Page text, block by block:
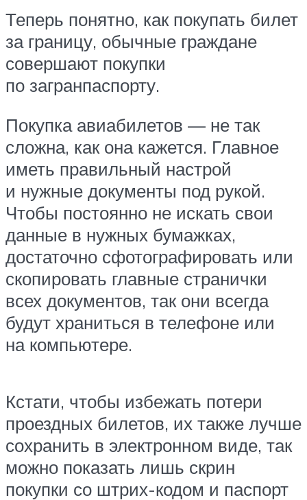
Теперь понятно, как покупать билет
за границу, обычные граждане
совершают покупки
по загранпаспорту.
Покупка авиабилетов — не так
сложна, как она кажется. Главное
иметь правильный настрой
и нужные документы под рукой.
Чтобы постоянно не искать свои
данные в нужных бумажках,
достаточно сфотографировать или
скопировать главные странички
всех документов, так они всегда
будут храниться в телефоне или
на компьютере.
Кстати, чтобы избежать потери
проездных билетов, их также лучше
сохранить в электронном виде, так
можно показать лишь скрин
покупки со штрих-кодом и паспорт